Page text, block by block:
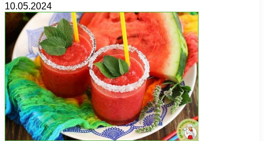
10.05.2024